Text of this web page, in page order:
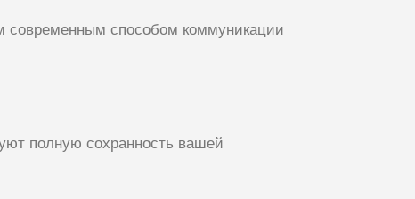
современным способом коммуникации
полную сохранность вашей